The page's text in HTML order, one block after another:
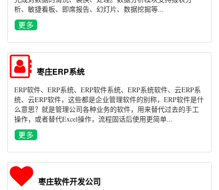
析、敏捷看板、即席报告、幻灯片、数据挖掘等...
枣庄ERP系统
ERP软件、ERP系统、ERP软件系统、ERP系统软件、云ERP系
统、云ERP软件，这些都是企业管理软件的别称，ERP软件是什
么意思？就是管理公司各种业务的软件，用来替代过去的手工
操作，或者替代Excel操作，流程固话后使用更简单...
枣庄软件开发公司